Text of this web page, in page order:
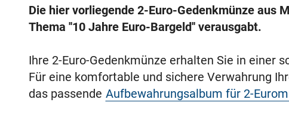
Die hier vorliegende 2-Euro-Gedenkmünze aus
Thema ''10 Jahre Euro-Bargeld'' verausgabt.
Ihre 2-Euro-Gedenkmünze erhalten Sie in einer
Für eine komfortable und sichere Verwahrung
das passende Aufbewahrungsalbum für 2-